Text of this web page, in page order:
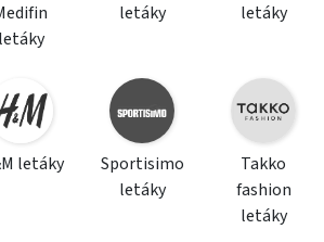
letáky
letáky
letáky
letáky
Sportisimo
letáky
Takko
fashion
letáky